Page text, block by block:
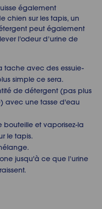
également
chien sur les tapis, un
peut également
l’odeur d’urine de
tache avec des essuie-
simple ce sera.
de détergent (pas plus
avec une tasse d'eau
bouteille et vaporisez-la
le tapis.
jusqu'à ce que l’urine